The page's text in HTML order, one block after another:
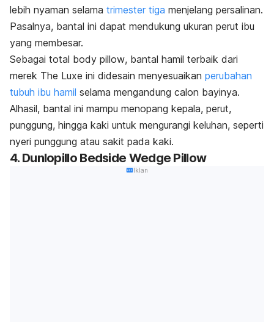
lebih nyaman selama trimester tiga menjelang persalinan.
Pasalnya, bantal ini dapat mendukung ukuran perut ibu
yang membesar.
Sebagai total body pillow, bantal hamil terbaik dari
merek The Luxe ini didesain menyesuaikan perubahan
tubuh ibu hamil selama mengandung calon bayinya.
Alhasil, bantal ini mampu menopang kepala, perut,
punggung, hingga kaki untuk mengurangi keluhan, seperti
nyeri punggung atau sakit pada kaki.
4. Dunlopillo Bedside Wedge Pillow
Iklan